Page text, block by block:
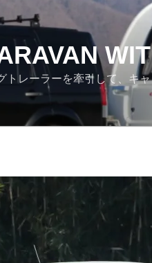
トレーラーを牽引して、キ